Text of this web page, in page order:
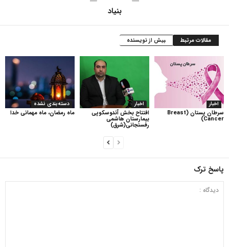
بنیاد
مقالات مرتبط بیش از نویسنده
دسته‌بندی نشده
ماه رمضان، ماه مهمانی خدا
اخبار
افتتاح بخش آندوسکوپی
بیمارستان هاشمی
رفسنجانی(شرق)
اخبار
سرطان پستان (Breast
Cancer)
پاسخ ترک